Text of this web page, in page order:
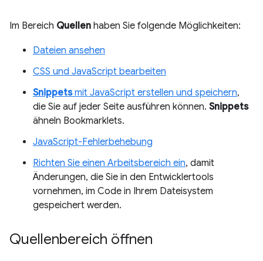
Im Bereich Quellen haben Sie folgende Möglichkeiten:
Dateien ansehen
CSS und JavaScript bearbeiten
Snippetsmit JavaScript erstellen und speichern,
die Sie auf jeder Seite ausführen können. Snippets
ähneln Bookmarklets.
JavaScript-Fehlerbehebung
Richten Sie einen Arbeitsbereich ein, damit
Änderungen, die Sie in den Entwicklertools
vornehmen, im Code in Ihrem Dateisystem
gespeichert werden.
Quellenbereich öffnen